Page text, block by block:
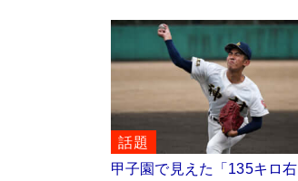
話題
甲子園で見えた「135キロ右